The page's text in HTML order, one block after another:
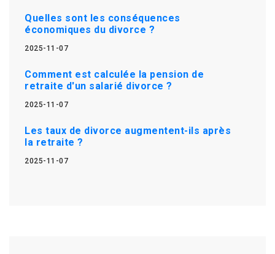
Quelles sont les conséquences
économiques du divorce ?
2025-11-07
Comment est calculée la pension de
retraite d'un salarié divorce ?
2025-11-07
Les taux de divorce augmentent-ils après
la retraite ?
2025-11-07